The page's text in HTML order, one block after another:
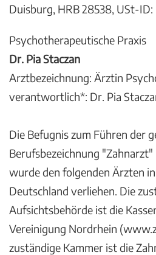
Duisburg, HRB 28538, USt-
Psychotherapeutische Praxis
Dr. Pia Staczan
Arztbezeichnung: Ärztin
verantwortlich*: Dr. Pia
Die Befugnis zum Führen der
Berufsbezeichnung
wurde den folgenden Ärzten
Deutschland verliehen. Die
Aufsichtsbehörde ist die
Vereinigung Nordrhein
zuständige Kammer ist die